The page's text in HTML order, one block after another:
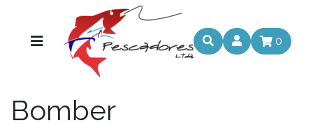
0
Bomber